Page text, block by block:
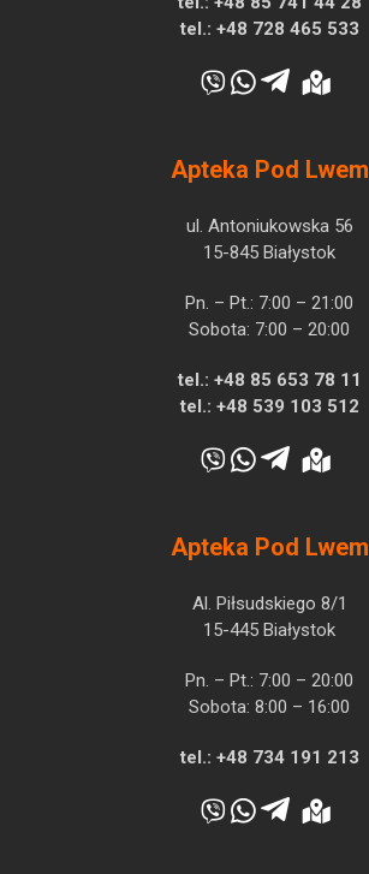
tel.: +48 728 465 533
Apteka Pod Lwem
ul. Antoniukowska 56
15-845 Białystok
Pn. – Pt.: 7:00 – 21:00
Sobota: 7:00 – 20:00
tel.: +48 85 653 78 11
tel.: +48 539 103 512
Apteka Pod Lwem
Al. Piłsudskiego 8/1
15-445 Białystok
Pn. – Pt.: 7:00 – 20:00
Sobota: 8:00 – 16:00
tel.: +48 734 191 213